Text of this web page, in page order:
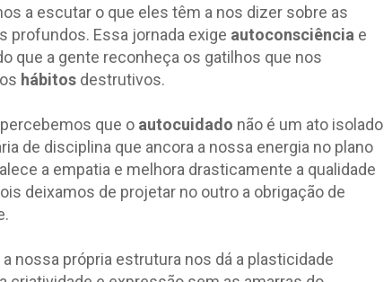
a escutar o que eles têm a nos dizer sobre as
profundos. Essa jornada exige autoconsciência e
que a gente reconheça os gatilhos que nos
hábitos destrutivos.
que o autocuidado não é um ato isolado
de disciplina que ancora a nossa energia no plano
a empatia e melhora drasticamente a qualidade
deixamos de projetar no outro a obrigação de
nossa própria estrutura nos dá a plasticidade